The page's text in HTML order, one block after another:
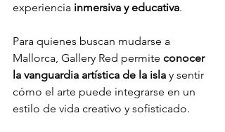
experiencia inmersiva y educativa.
Para quienes buscan mudarse a
Mallorca, Gallery Red permite conocer
la vanguardia artística de la isla y sentir
cómo el arte puede integrarse en un
estilo de vida creativo y sofisticado.